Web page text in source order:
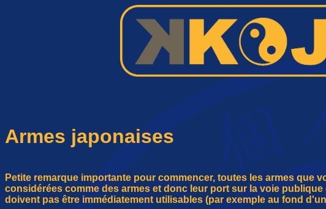
Armes japonaises
Petite remarque importante pour commencer, toutes les armes
considérées comme des armes et donc leur port sur la voie
doivent pas être immédiatement utilisables (par exemple au fond